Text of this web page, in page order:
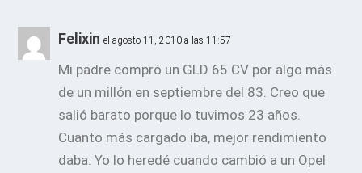
Felixin el agosto 11, 2010 a las 11:57
Mi padre compró un GLD 65 CV por algo más
de un millón en septiembre del 83. Creo que
salió barato porque lo tuvimos 23 años.
Cuanto más cargado iba, mejor rendimiento
daba. Yo lo heredé cuando cambió a un Opel